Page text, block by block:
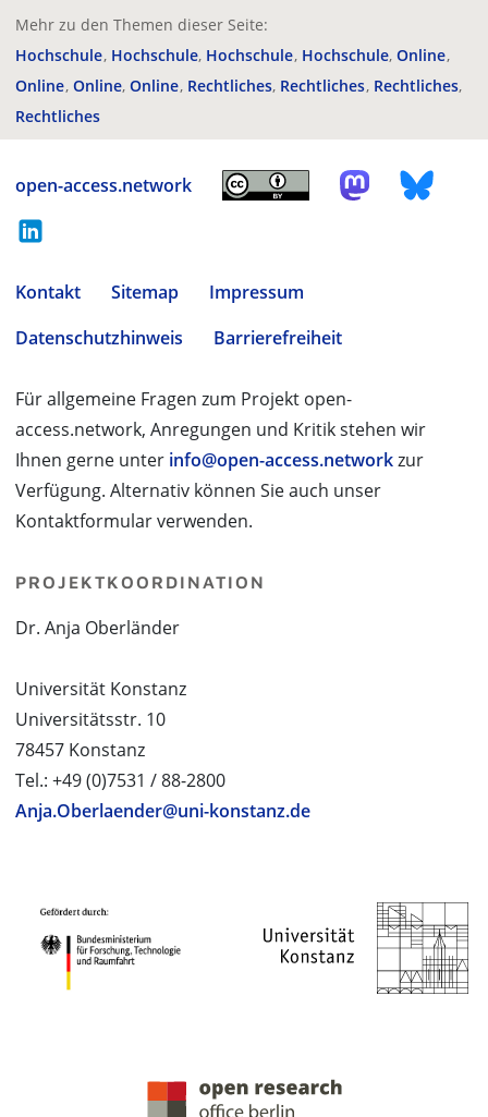
Mehr zu den Themen dieser Seite:
Hochschule Hochschule Hochschule Hochschule Online
Online Online Online Rechtliches Rechtliches Rechtliches
Rechtliches
open-access.network
Kontakt Sitemap
Impressum
Datenschutzhinweis
Barrierefreiheit
Für allgemeine Fragen zum Projekt open-
access.network, Anregungen und Kritik stehen wir
Ihnen gerne unter info@open-access.networkzur
Verfügung. Alternativ können Sie auch unser
Kontaktformular verwenden.
PROJEKTKOORDINATION
Dr. Anja Oberländer
Universität Konstanz
Universitätsstr. 10
78457 Konstanz
Tel.: +49 (0)7531 / 88-2800
Anja.Oberlaender@uni-konstanz.de